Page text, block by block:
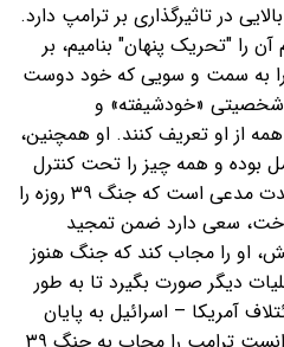
در تاثیرگذاری بر ترامپ دارد.
را "تحریک پنهان" بنامیم، بر
را به سمت و سویی که خود دوست
«خودشیفته» و
از او تعریف کنند. او همچنین،
بوده و همه چیز را تحت کنترل
خود داشته باشد. ترامپ به شدت مدعی است که جنگ ۳۹ روزه را
سعی دارد ضمن تمجید
او را مجاب کند که جنگ هنوز
دیگر صورت بگیرد تا به طور
آمریکا – اسرائیل به پایان